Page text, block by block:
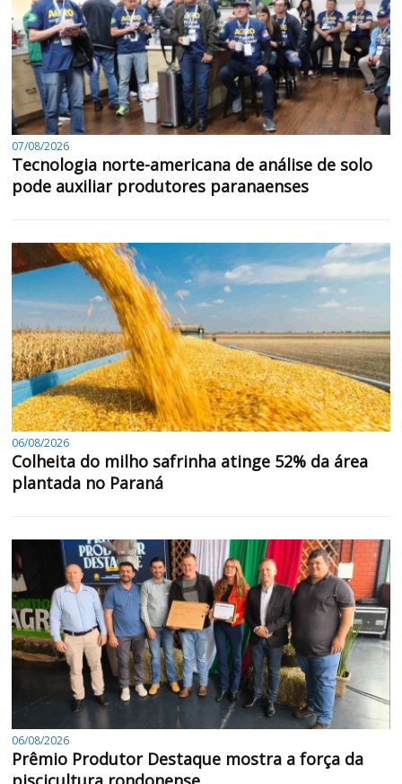
07/08/2026
Tecnologia norte-americana de análise de solo
pode auxiliar produtores paranaenses
06/08/2026
Colheita do milho safrinha atinge 52% da área
plantada no Paraná
06/08/2026
Prêmio Produtor Destaque mostra a força da